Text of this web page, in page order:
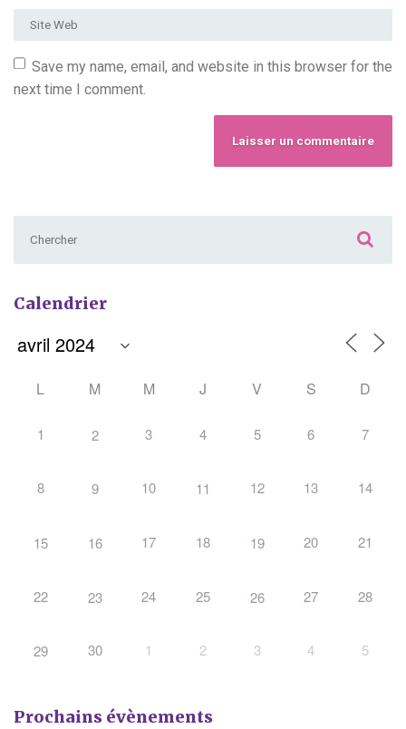
Site Web
Save my name, email, and website in this browser for the
next time I comment.
Calendrier
L M M J V S D
1 2 3 4 5 6 7
8 9 10 11 12 13 14
15 16 17 18 19 20 21
22 23 24 25 26 27 28
29 30 1 2 3 4 5
Prochains évènements